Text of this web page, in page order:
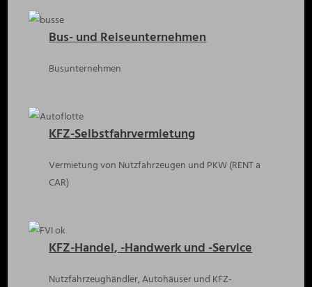
Bus- und Reiseunternehmen
Busunternehmen
KFZ-Selbstfahrvermietung
Vermietung von Nutzfahrzeugen und PKW (RENT a
CAR)
KFZ-Handel, -Handwerk und -Service
Nutzfahrzeughändler, Autohäuser und KFZ-